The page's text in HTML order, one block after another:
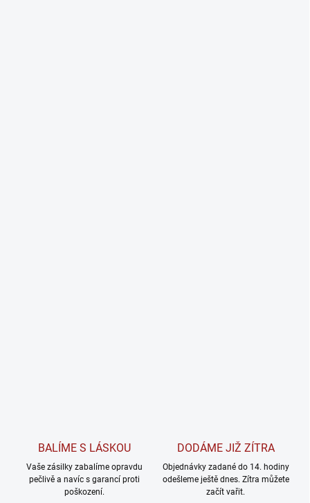
BALÍME S LÁSKOU
Vaše zásilky zabalíme opravdu
pečlivě a navíc s garancí proti
poškození.
DODÁME JIŽ ZÍTRA
Objednávky zadané do 14. hodiny
odešleme ještě dnes. Zítra můžete
začít vařit.